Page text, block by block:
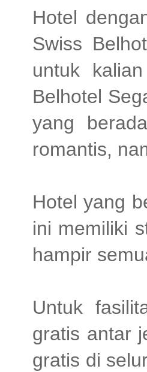
Hotel
Swiss
untuk
Belhotel
yang
romantis,
Hotel yang
ini memiliki
hampir
Untuk
gratis antar
gratis di